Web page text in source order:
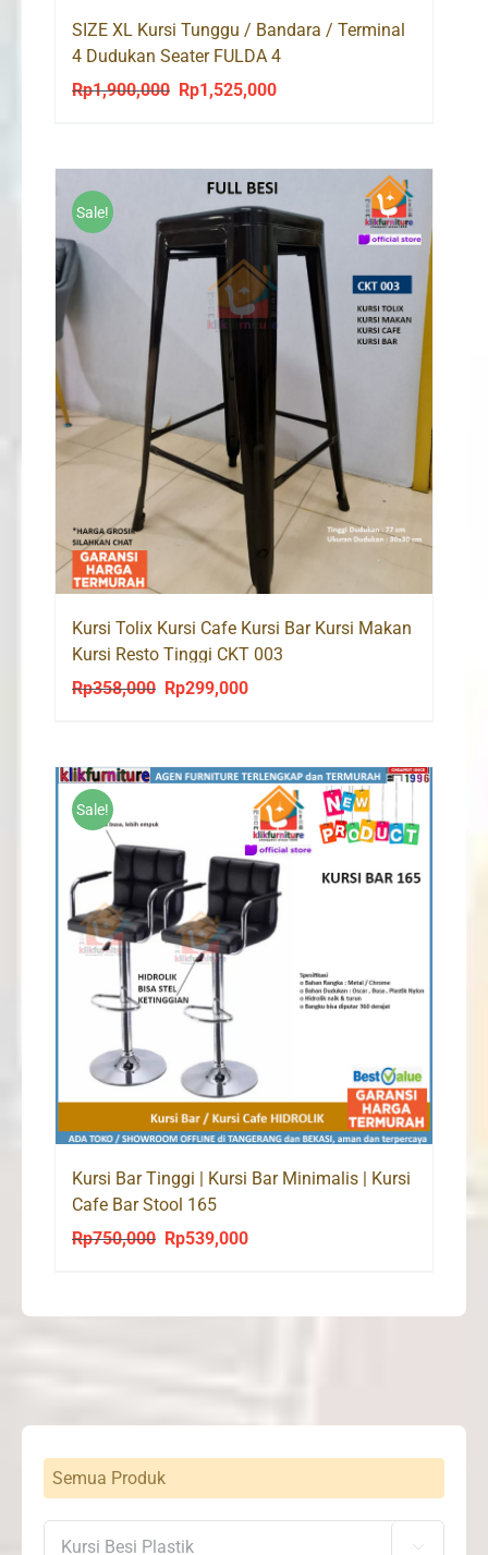
SIZE XL Kursi Tunggu / Bandara / Terminal
4 Dudukan Seater FULDA 4
Rp1,900,000
Original
Rp1,900,000.
Rp1,525,000Current
Rp1,525,000.
Sale!
Kursi Tolix Kursi Cafe Kursi Bar Kursi Makan
Kursi Resto Tinggi CKT 003
Rp358,000 Original
Rp358,000.
Rp299,000Current
Rp299,000.
Sale!
Kursi Bar Tinggi | Kursi Bar Minimalis | Kursi
Cafe Bar Stool 165
Rp750,000 Original
Rp539,000Current
Semua Produk
